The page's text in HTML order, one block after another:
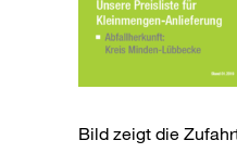
Bild zeigt die